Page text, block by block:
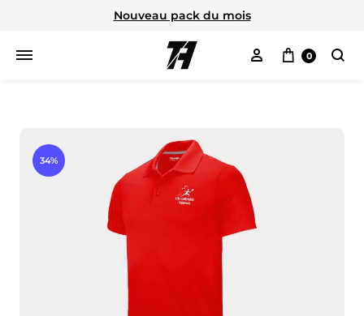
Nouveau pack du mois
Mon compte
Panier
0
34%